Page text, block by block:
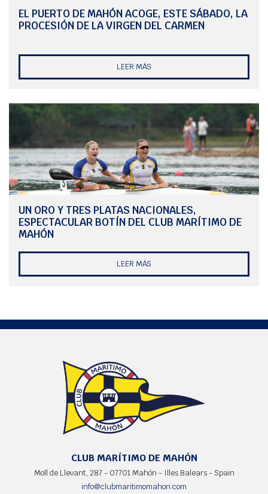
EL PUERTO DE MAHÓN ACOGE, ESTE SÁBADO, LA
PROCESIÓN DE LA VIRGEN DEL CARMEN
LEER MÁS
UN ORO Y TRES PLATAS NACIONALES,
ESPECTACULAR BOTÍN DEL CLUB MARÍTIMO DE
MAHÓN
LEER MÁS
CLUB MARÍTIMO DE MAHÓN
Moll de Llevant, 287 - 07701 Mahón - Illes Balears - Spain
info@clubmaritimomahon.com